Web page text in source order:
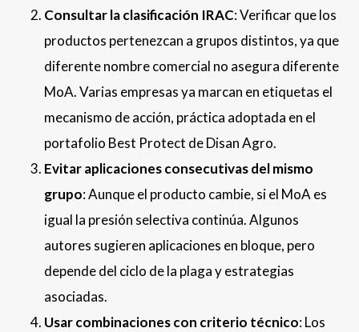
Consultar la clasificación IRAC: Verificar que los
productos pertenezcan a grupos distintos, ya que
diferente nombre comercial no asegura diferente
MoA. Varias empresas ya marcan en etiquetas el
mecanismo de acción, práctica adoptada en el
portafolio Best Protect de Disan Agro.
Evitar aplicaciones consecutivas del mismo
grupo: Aunque el producto cambie, si el MoA es
igual la presión selectiva continúa. Algunos
autores sugieren aplicaciones en bloque, pero
depende del ciclo de la plaga y estrategias
asociadas.
Usar combinaciones con criterio técnico: Los